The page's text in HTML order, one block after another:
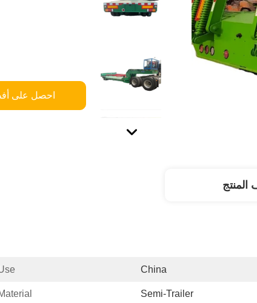
احصل على
China
Semi-Trailer